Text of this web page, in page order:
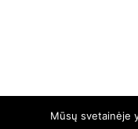
Mūsų svetainėje